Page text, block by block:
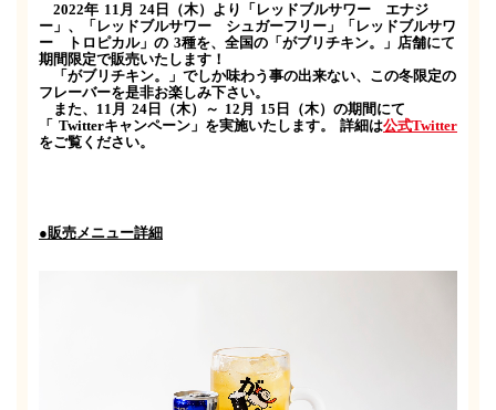
2022年 11月 24 日（木）より「レッドブルサワー エナジ
ー」、「レッドブルサワー シュガーフリー」「レッドブルサワ
ー トロピカル」の 3種を、全国の「がブリチキン。」店舗にて
期間限定で販売いたします！
「がブリチキン。」でしか味わう事の出来ない、この冬限定の
フレーバーを是非お楽しみ下さい。
また、 11月 24 日（木）～ 12月 15 日（木）の期間にて
「 Twitterキャンペーン」を実施いたします。 詳細は公式Twitter
をご覧ください。
●販売メニュー詳細